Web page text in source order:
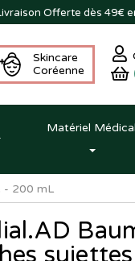
Offerte dès 49€
Skincare
Coréenne
Matériel Médical
- 200 mL